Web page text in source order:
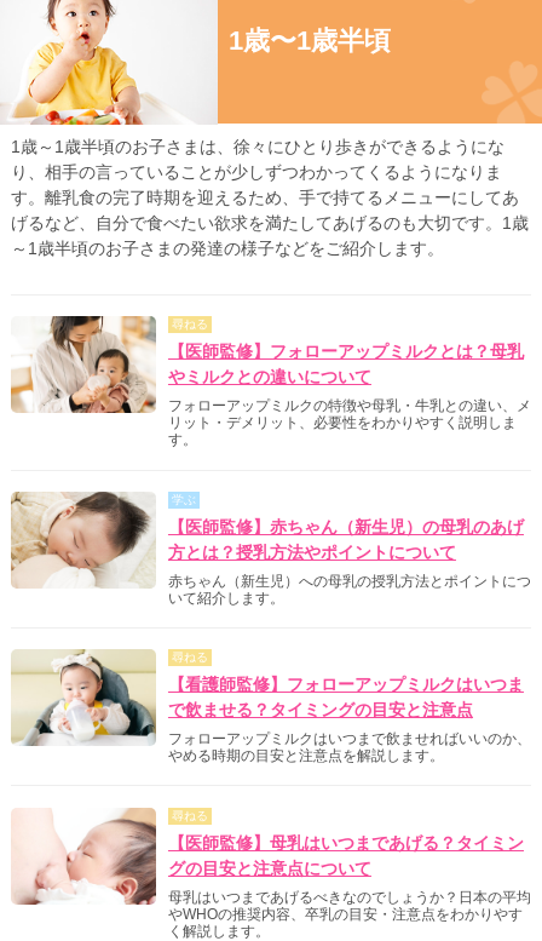
1歳〜1歳半頃
1歳～1歳半頃のお子さまは、徐々にひとり歩きができるようにな
り、相手の言っていることが少しずつわかってくるようになりま
す。離乳食の完了時期を迎えるため、手で持てるメニューにしてあ
げるなど、自分で食べたい欲求を満たしてあげるのも大切です。1歳
～1歳半頃のお子さまの発達の様子などをご紹介します。
尋ねる
【医師監修】フォローアップミルクとは？母乳
やミルクとの違いについて
フォローアップミルクの特徴や母乳・牛乳との違い、メ
リット・デメリット、必要性をわかりやすく説明しま
す。
学ぶ
【医師監修】赤ちゃん（新生児）の母乳のあげ
方とは？授乳方法やポイントについて
赤ちゃん（新生児）への母乳の授乳方法とポイントにつ
いて紹介します。
尋ねる
【看護師監修】フォローアップミルクはいつま
で飲ませる？タイミングの目安と注意点
フォローアップミルクはいつまで飲ませればいいのか、
やめる時期の目安と注意点を解説します。
尋ねる
【医師監修】母乳はいつまであげる？タイミン
グの目安と注意点について
母乳はいつまであげるべきなのでしょうか？日本の平均
やWHOの推奨内容、卒乳の目安・注意点をわかりやす
く解説します。